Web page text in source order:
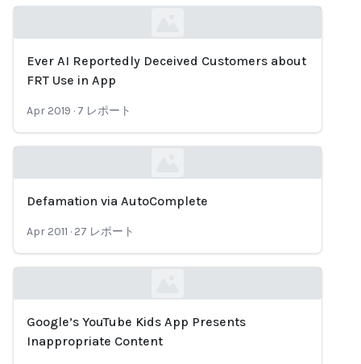
Loading...
Ever AI Reportedly Deceived Customers about
FRT Use in App
Apr 2019 · 7 レポート
Defamation via AutoComplete
Apr 2011 · 27 レポート
Loading...
Google’s YouTube Kids App Presents
Inappropriate Content